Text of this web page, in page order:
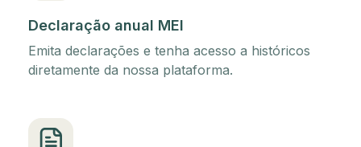
Declaração anual MEI
Emita declarações e tenha acesso a históricos
diretamente da nossa plataforma.